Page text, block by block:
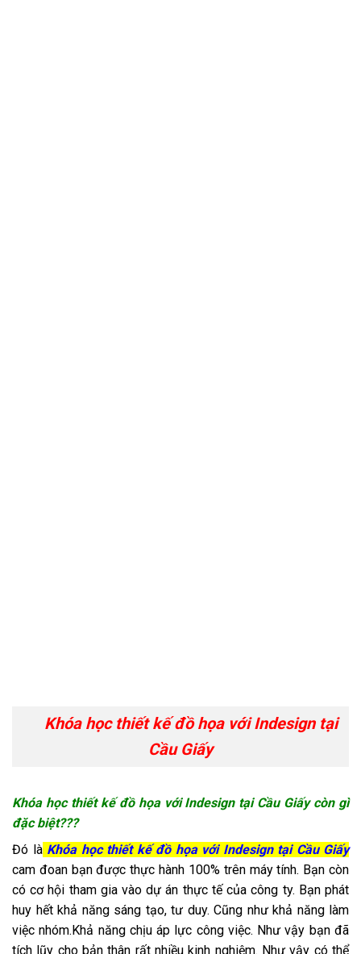
Khóa học thiết kế đồ họa với Indesign tại
Cầu Giấy
Khóa học thiết kế đồ họa với Indesign tại Cầu Giấy còn gì
đặc biệt???
Đó làKhóa học thiết kế đồ họa với Indesign tại Cầu Giấy
cam đoan bạn được thực hành 100% trên máy tính. Bạn còn
có cơ hội tham gia vào dự án thực tế của công ty. Bạn phát
huy hết khả năng sáng tạo, tư duy. Cũng như khả năng làm
việc nhóm.Khả năng chịu áp lực công việc. Như vậy bạn đã
tích lũy cho bản thân rất nhiều kinh nghiệm. Như vậy có thể